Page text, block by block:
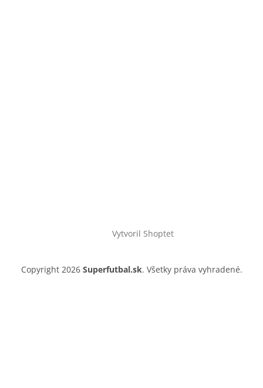
Vytvoril Shoptet
Copyright 2026 Superfutbal.sk. Všetky práva vyhradené.